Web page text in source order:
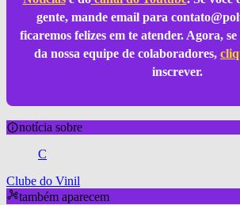
gente, mande email para
ficaremos felizes em te atender. Agora,
da nossa equipe de colaboradores,
inscrever.
notícia sobre
C
Clube do Vinil
também aparecem